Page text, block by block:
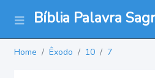
Bíblia Palavra
Home Êxodo 10 7